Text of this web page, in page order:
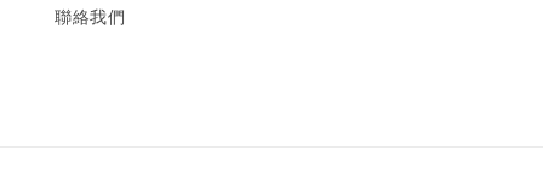
聯絡我們